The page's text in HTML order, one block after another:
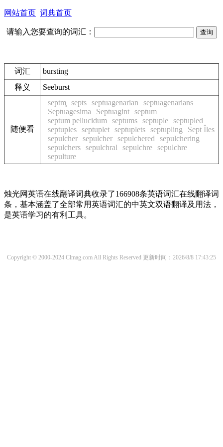
网站首页 词典首页
请输入您要查询的词汇：
词汇
bursting
释义
Seeburst
随便看
septm̥ septs septuagenarian
septuagenarians
Septuagesima
Septuagint septum
septum pellucidum
septums septuple septupled
septuples septuplet septuplets septupling
Sept Îles
sepulcher sepulcher sepulchered
sepulchering
sepulchers sepulchral sepulchre sepulchre
sepulture
烛光网英语在线翻译词典收录了166908条英语词汇在线翻译词
条，基本涵盖了全部常用英语词汇的中英文双语翻译及用法，
是英语学习的有利工具。
Copyright © 2000-2024 Clmag.com All Rights Reserved 更新时间：2026/8/8 17:43:25